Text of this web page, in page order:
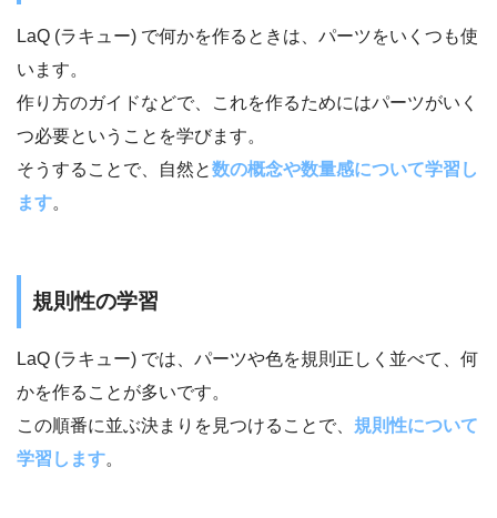
LaQ (ラキュー) で何かを作るときは、パーツをいくつも使
います。
作り方のガイドなどで、これを作るためにはパーツがいく
つ必要ということを学びます。
そうすることで、自然と数の概念や数量感について学習し
ます。
規則性の学習
LaQ (ラキュー) では、パーツや色を規則正しく並べて、何
かを作ることが多いです。
この順番に並ぶ決まりを見つけることで、 規則性について
学習します。